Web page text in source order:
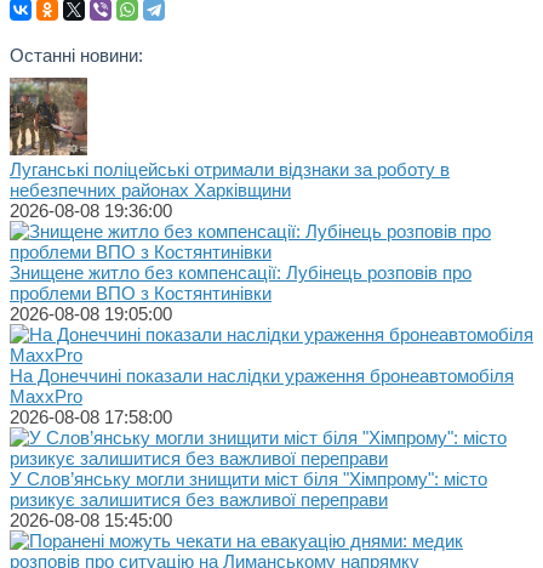
Останні новини:
Луганські поліцейські отримали відзнаки за роботу в
небезпечних районах Харківщини
2026-08-08 19:36:00
Знищене житло без компенсації: Лубінець розповів про
проблеми ВПО з Костянтинівки
2026-08-08 19:05:00
На Донеччині показали наслідки ураження бронеавтомобіля
MaxxPro
2026-08-08 17:58:00
У Слов’янську могли знищити міст біля "Хімпрому": місто
ризикує залишитися без важливої переправи
2026-08-08 15:45:00